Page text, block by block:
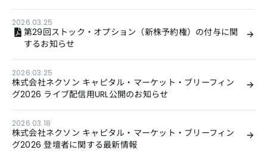
2026.03.25
第29回ストック・オプション（新株予約権）の付与に関
するお知らせ
2026.03.25
株式会社ネクソン キャピタル・マーケット・ブリーフィン
グ2026 ライブ配信用URL公開のお知らせ
2026.03.18
株式会社ネクソン キャピタル・マーケット・ブリーフィン
グ2026 登壇者に関する最新情報